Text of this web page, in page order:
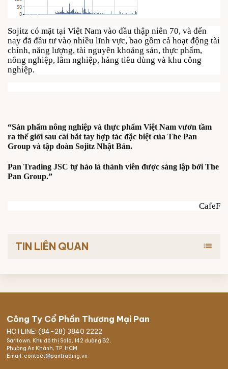
Sojitz có mặt tại Việt Nam vào đầu thập niên 70, và đến
nay đã đầu tư vào nhiều lĩnh vực, bao gồm cả hoạt động tài
chính, năng lượng, tài nguyên khoáng sản, thực phẩm,
nông nghiệp, lâm nghiệp, hàng tiêu dùng và khu công
nghiệp.
“Sản phẩm nông nghiệp và thực phẩm Việt Nam vươn tầm
ra thế giới sau cái bắt tay hợp tác đặc biệt của The Pan
Group và tập đoàn Sojitz Nhật Bản.
Pan Trading JSC tự hào là thành viên được sáng lập bởi The
Pan Group.”
CafeF
TIN LIÊN QUAN list
Công Ty Cổ Phần Thương Mại Pan
HOTLINE: (84-28) 3840 2222
Saritown, Khu đô thị Sala, 142 đường B2,
Phường An Khánh, TP. HCM
Email: contact@pantrading.vn